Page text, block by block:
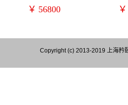
￥ 56800 ￥
Copyright (c) 2013-2019 上海矜